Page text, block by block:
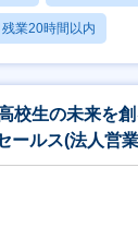
残業20時間以内
校生の未来を
ールス(法人営